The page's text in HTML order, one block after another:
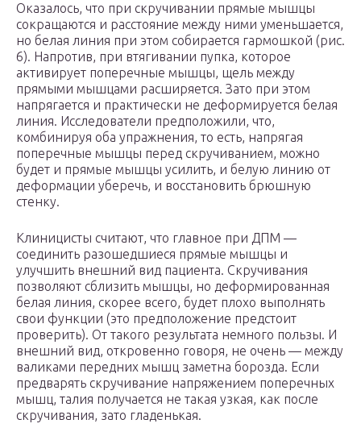
Оказалось, что при скручивании прямые мышцы
сокращаются и расстояние между ними уменьшается,
но белая линия при этом собирается гармошкой (рис.
6). Напротив, при втягивании пупка, которое
активирует поперечные мышцы, щель между
прямыми мышцами расширяется. Зато при этом
напрягается и практически не деформируется белая
линия. Исследователи предположили, что,
комбинируя оба упражнения, то есть, напрягая
поперечные мышцы перед скручиванием, можно
будет и прямые мышцы усилить, и белую линию от
деформации уберечь, и восстановить брюшную
стенку.
Клиницисты считают, что главное при ДПМ —
соединить разошедшиеся прямые мышцы и
улучшить внешний вид пациента. Скручивания
позволяют сблизить мышцы, но деформированная
белая линия, скорее всего, будет плохо выполнять
свои функции (это предположение предстоит
проверить). От такого результата немного пользы. И
внешний вид, откровенно говоря, не очень — между
валиками передних мышц заметна борозда. Если
предварять скручивание напряжением поперечных
мышц, талия получается не такая узкая, как после
скручивания, зато гладенькая.